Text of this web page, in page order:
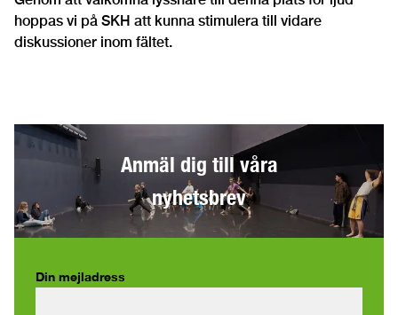
hoppas vi på SKH att kunna stimulera till vidare
diskussioner inom fältet.
Anmäl dig till våra
nyhetsbrev
Din mejladress